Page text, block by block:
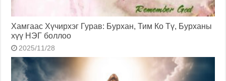
Хамгаас Хүчирхэг Гурав: Бурхан, Тим Ко Тү, Бурханы
хүү НЭГ боллоо
2025/11/28